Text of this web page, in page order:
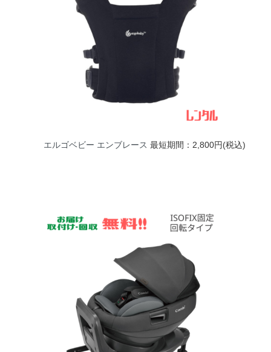
エルゴベビー エンブレース 最短期間：2,800円(税込)